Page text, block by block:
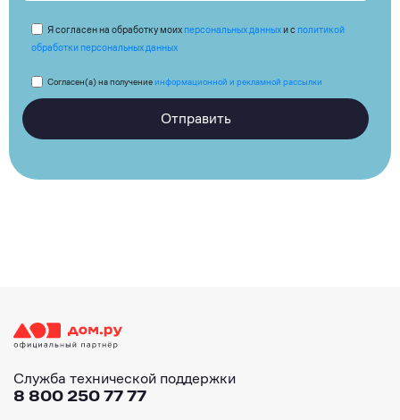
Я согласен на обработку моих персональных данныхи с политикой
обработки персональных данных
Согласен(а) на получениеинформационной и рекламной рассылки
Отправить
Служба технической поддержки
8 800 250 77 77